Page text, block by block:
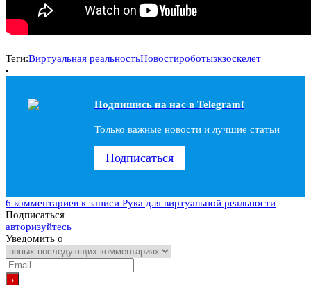
Теги:Виртуальная реальностьНовостироботыэкзоскелет
Подпишись на наc в Telegram!
Только важные новости и лучшие статьи
Подписаться
6 комментариев к записи Рука для виртуальной реальности
Подписаться
авторизуйтесь
Уведомить о